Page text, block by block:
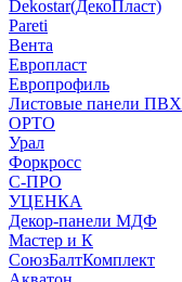
Dekostar(ДекоПласт)
Pareti
Вента
Европласт
Европрофиль
Листовые панели ПВХ
ОРТО
Урал
Форкросс
С-ПРО
УЦЕНКА
Декор-панели МДФ
Мастер и К
СоюзБалтКомплект